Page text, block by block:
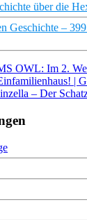
über die
Geschichte –
OWL: Im 2.
|
– Der